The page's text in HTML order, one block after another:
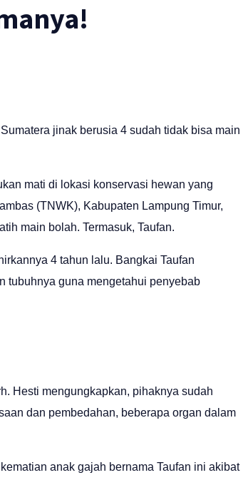
jinak berusia 4 sudah tidak bisa main
mati di lokasi konservasi hewan yang
(TNWK), Kabupaten Lampung Timur,
main bolah. Termasuk, Taufan.
4 tahun lalu. Bangkai Taufan
tubuhnya guna mengetahui penyebab
Hesti mengungkapkan, pihaknya sudah
dan pembedahan, beberapa organ dalam
anak gajah bernama Taufan ini akibat